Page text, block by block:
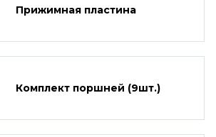
Прижимная пластина
Комплект поршней (9шт.)